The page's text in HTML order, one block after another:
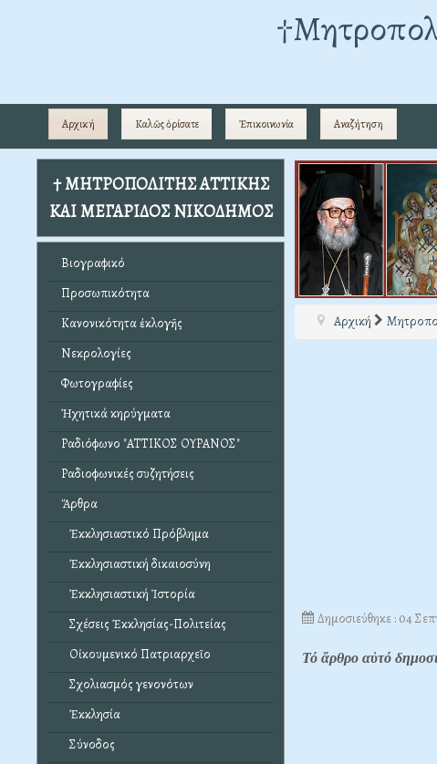
Αρχική Καλῶς ὁρίσατε Ἐπικοινωνία Αναζήτηση
† ΜΗΤΡΟΠΟΛΙΤΗΣ ΑΤΤΙΚΗΣ
ΚΑΙ ΜΕΓΑΡΙΔΟΣ ΝΙΚΟΔΗΜΟΣ
Βιογραφικό
Προσωπικότητα
Κανονικότητα ἐκλογῆς
Νεκρολογίες
Φωτογραφίες
Ἠχητικά κηρύγματα
Ραδιόφωνο "ΑΤΤΙΚΟΣ ΟΥΡΑΝΟΣ"
Ραδιοφωνικές συζητήσεις
Ἄρθρα
Ἐκκλησιαστικό Πρόβλημα
Ἐκκλησιαστική δικαιοσύνη
Ἐκκλησιαστική Ἱστορία
Σχέσεις Ἐκκλησίας-Πολιτείας
Οἰκουμενικό Πατριαρχεῖο
Σχολιασμός γενονότων
Ἐκκλησία
Σύνοδος
Αρχική
Δημοσιεύθηκε : 04
Τό ἄρθρο αὐτό